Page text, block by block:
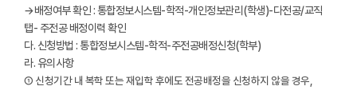
→배정여부 확인 : 통합정보시스템-학적-개인정보관리(학생)-다전공/교직
탭- 주전공 배정이력 확인
다. 신청방법 : 통합정보시스템-학적-주전공배정신청(학부)
라. 유의사항
① 신청기간 내 복학 또는 재입학 후에도 전공배정을 신청하지 않을 경우,